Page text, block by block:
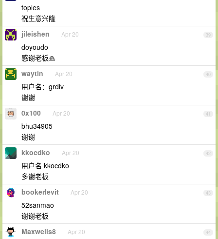
toples
祝生意兴隆
39
jileishen Apr 20
doyoudo
感谢老板🙏
40
waytin Apr 20
用户名：grdiv
谢谢
41
0x100 Apr 20
bhu34905
谢谢
42
kkocdko Apr 20
用户名 kkocdko
多谢老板
43
bookerlevit Apr 20
52sanmao
谢谢老板
44
Maxwells8 Apr 20